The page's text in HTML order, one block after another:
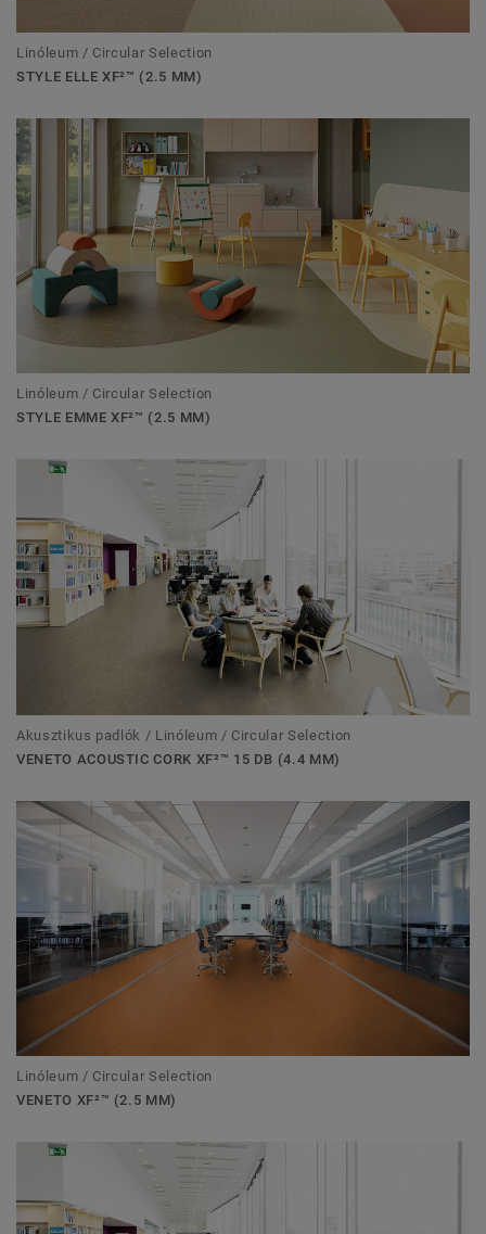
Linóleum / Circular Selection
STYLE ELLE XF²™ (2.5 MM)
Linóleum / Circular Selection
STYLE EMME XF²™ (2.5 MM)
Akusztikus padlók / Linóleum / Circular Selection
VENETO ACOUSTIC CORK XF²™ 15 DB (4.4 MM)
Linóleum / Circular Selection
VENETO XF²™ (2.5 MM)